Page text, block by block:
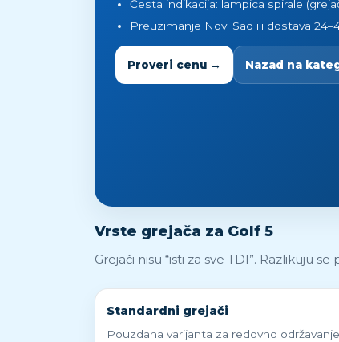
Česta indikacija: lampica spirale
Preuzimanje Novi Sad ili dostava
Proveri cenu → Nazad na
Vrste grejača za Golf 5
Grejači nisu “isti za sve TDI”. Razlikuju
Standardni grejači
Pouzdana varijanta za redovno održavanje.